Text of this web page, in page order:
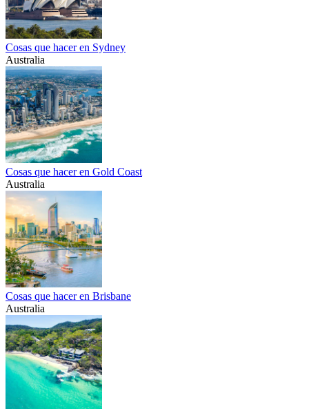
Cosas que hacer en Sydney
Australia
Cosas que hacer en Gold Coast
Australia
Cosas que hacer en Brisbane
Australia